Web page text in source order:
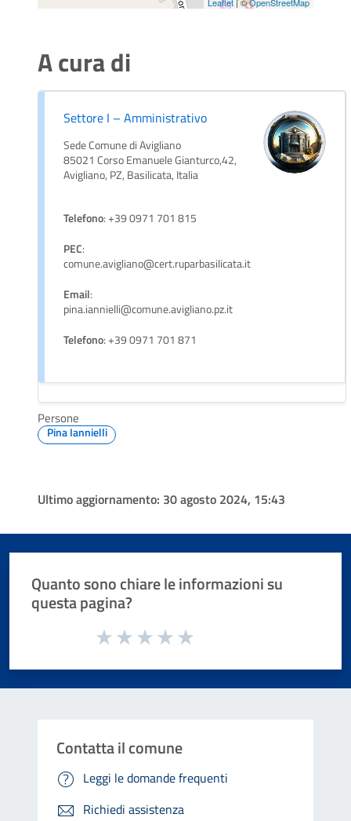
A cura di
Settore I – Amministrativo
Sede Comune di Avigliano
85021 Corso Emanuele Gianturco,42,
Avigliano, PZ, Basilicata, Italia
Telefono: +39 0971 701 815
PEC:
comune.avigliano@cert.ruparbasilicata.it
Email:
pina.iannielli@comune.avigliano.pz.it
Telefono: +39 0971 701 871
Persone
Pina Iannielli
Ultimo aggiornamento: 30 agosto 2024, 15:43
Quanto sono chiare le informazioni su
questa pagina?
Valuta da 1 a 5 stelle la pagina
Contatta il comune
Leggi le domande frequenti
Richiedi assistenza